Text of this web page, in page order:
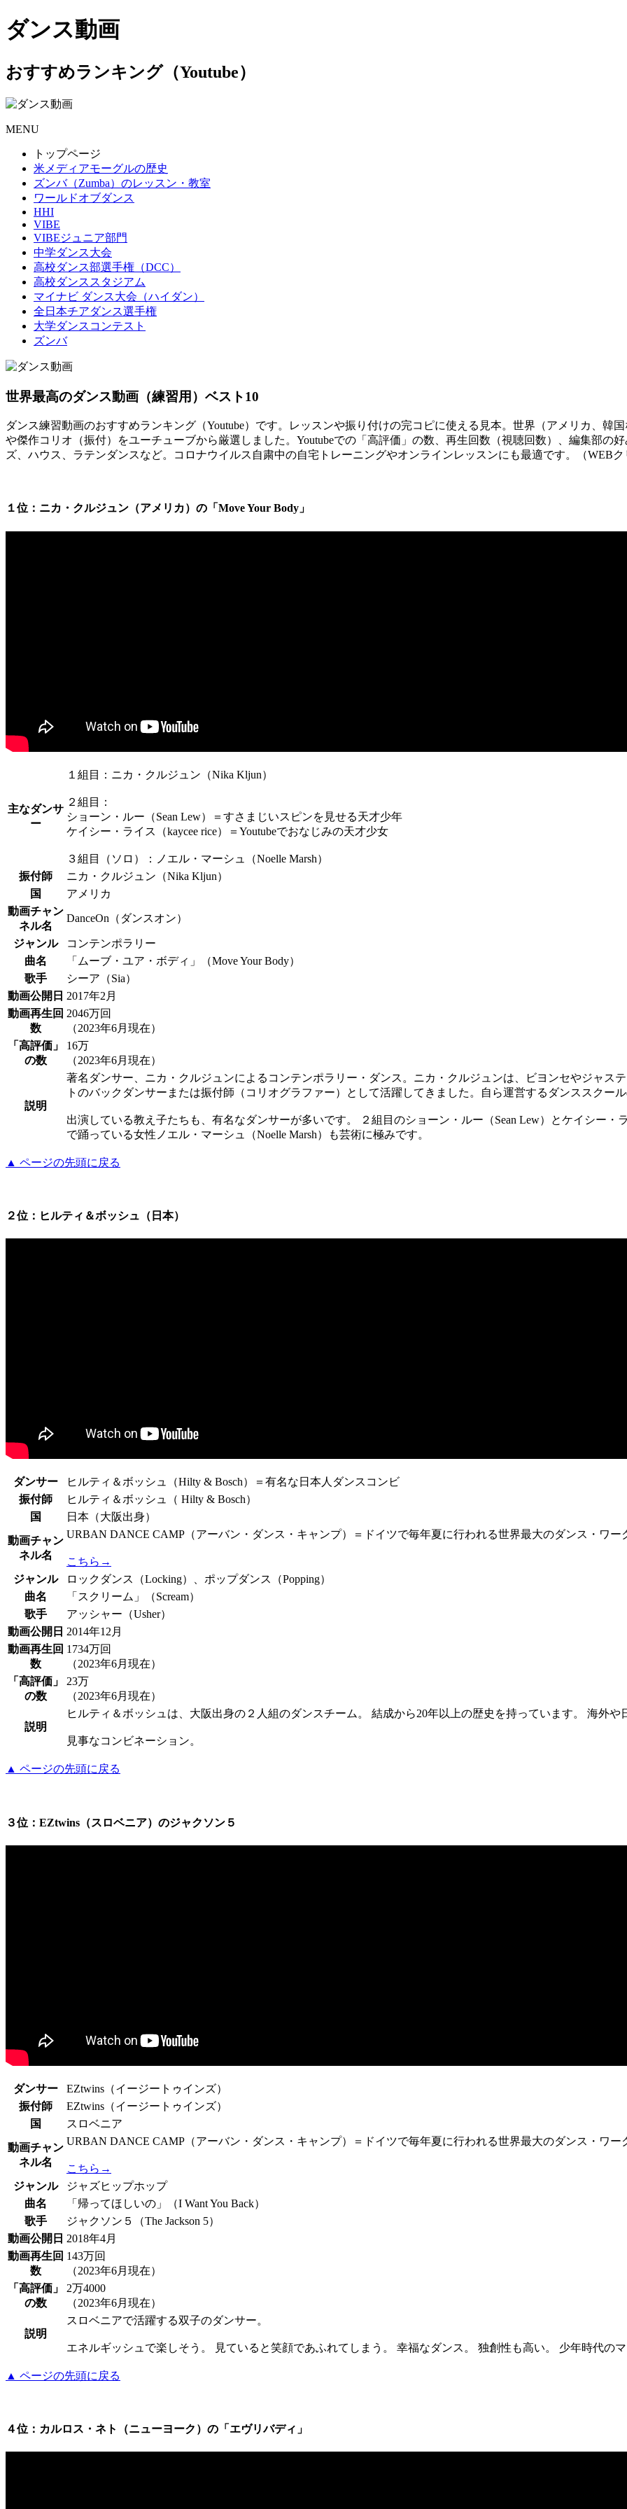
ダンス動画
おすすめランキング（Youtube）
MENU
トップページ
米メディアモーグルの歴史
ズンバ（Zumba）のレッスン・教室
ワールドオブダンス
HHI
VIBE
VIBEジュニア部門
中学ダンス大会
高校ダンス部選手権（DCC）
高校ダンススタジアム
マイナビ ダンス大会（ハイダン）
全日本チアダンス選手権
大学ダンスコンテスト
ズンバ
世界最高のダンス動画（練習用）ベスト10
ダンス練習動画のおすすめランキング（Youtube）です。レッスンや振り付けの完コピに使える見本。世界（アメリカ、韓
や傑作コリオ（振付）をユーチューブから厳選しました。Youtubeでの「高評価」の数、再生回数（視聴回数）、編集部の
ズ、ハウス、ラテンダンスなど。コロナウイルス自粛中の自宅トレーニングやオンラインレッスンにも最適です。（WEBク
１位：ニカ・クルジュン（アメリカ）の「Move Your Body」
主なダンサ
ー
１組目：ニカ・クルジュン（Nika Kljun）
２組目：
ショーン・ルー（Sean Lew）＝すさまじいスピンを見せる天才少年
ケイシー・ライス（kaycee rice）＝Youtubeでおなじみの天才少女
３組目（ソロ）：ノエル・マーシュ（Noelle Marsh）
振付師
ニカ・クルジュン（Nika Kljun）
国
アメリカ
動画チャン
ネル名
DanceOn（ダンスオン）
ジャンル
コンテンポラリー
曲名
「ムーブ・ユア・ボディ」（Move Your Body）
歌手
シーア（Sia）
動画公開日 2017年2月
動画再生回
数
2046万回
（2023年6月現在）
「高評価」
の数
16万
（2023年6月現在）
説明
著名ダンサー、ニカ・クルジュンによるコンテンポラリー・ダンス。ニカ・クルジュンは、ビヨンセやジャス
トのバックダンサーまたは振付師（コリオグラファー）として活躍してきました。自ら運営するダンススクー
出演している教え子たちも、有名なダンサーが多いです。 ２組目のショーン・ルー（Sean Lew）とケイシー・
で踊っている女性ノエル・マーシュ（Noelle Marsh）も芸術に極みです。
▲ ページの先頭に戻る
２位：ヒルティ＆ボッシュ（日本）
ダンサー
ヒルティ＆ボッシュ（Hilty & Bosch）＝有名な日本人ダンスコンビ
振付師
ヒルティ＆ボッシュ（ Hilty & Bosch）
国
日本（大阪出身）
動画チャン
ネル名
URBAN DANCE CAMP（アーバン・ダンス・キャンプ）＝ドイツで毎年夏に行われる世界最大のダンス・ワー
こちら→
ジャンル
ロックダンス（Locking）、ポップダンス（Popping）
曲名
「スクリーム」（Scream）
歌手
アッシャー（Usher）
動画公開日 2014年12月
動画再生回
数
1734万回
（2023年6月現在）
「高評価」
の数
23万
（2023年6月現在）
説明
ヒルティ＆ボッシュは、大阪出身の２人組のダンスチーム。 結成から20年以上の歴史を持っています。 海外や
見事なコンビネーション。
▲ ページの先頭に戻る
３位：EZtwins（スロベニア）のジャクソン５
ダンサー
EZtwins（イージートゥインズ）
振付師
EZtwins（イージートゥインズ）
国
スロベニア
動画チャン
ネル名
URBAN DANCE CAMP（アーバン・ダンス・キャンプ）＝ドイツで毎年夏に行われる世界最大のダンス・ワー
こちら→
ジャンル
ジャズヒップホップ
曲名
「帰ってほしいの」（I Want You Back）
歌手
ジャクソン５（The Jackson 5）
動画公開日 2018年4月
動画再生回
数
143万回
（2023年6月現在）
「高評価」
の数
2万4000
（2023年6月現在）
説明
スロベニアで活躍する双子のダンサー。
エネルギッシュで楽しそう。 見ていると笑顔であふれてしまう。 幸福なダンス。 独創性も高い。 少年時代の
▲ ページの先頭に戻る
４位：カルロス・ネト（ニューヨーク）の「エヴリバディ」